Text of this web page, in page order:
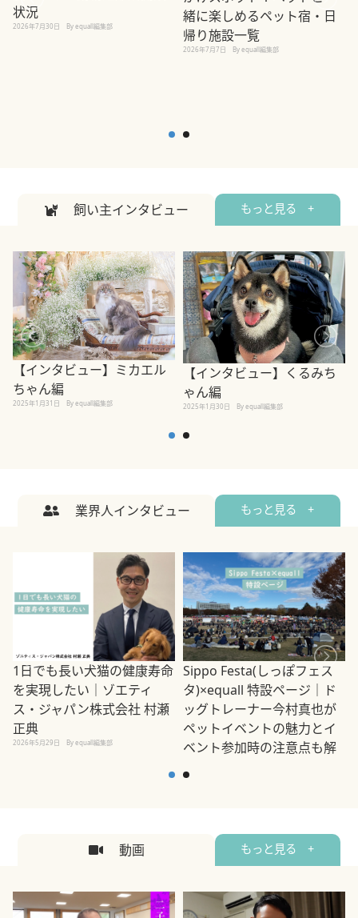
状況
2026年7月30日 By equall編集部
緒に楽しめるペット宿・日
帰り施設一覧
2026年7月7日 By equall編集部
飼い主インタビュー もっと見る +
【インタビュー】ミカエル
ちゃん編
2025年1月31日 By equall編集部
【インタビュー】くるみち
ゃん編
2025年1月30日 By equall編集部
業界人インタビュー もっと見る +
1日でも長い犬猫の健康寿命
を実現したい｜ゾエティ
ス・ジャパン株式会社 村瀬
正典
2026年5月29日 By equall編集部
Sippo Festa(しっぽフェス
タ)×equall 特設ページ｜ド
ッグトレーナー今村真也が
ペットイベントの魅力とイ
ベント参加時の注意点も解
2026年5月12日
動画 もっと見る +